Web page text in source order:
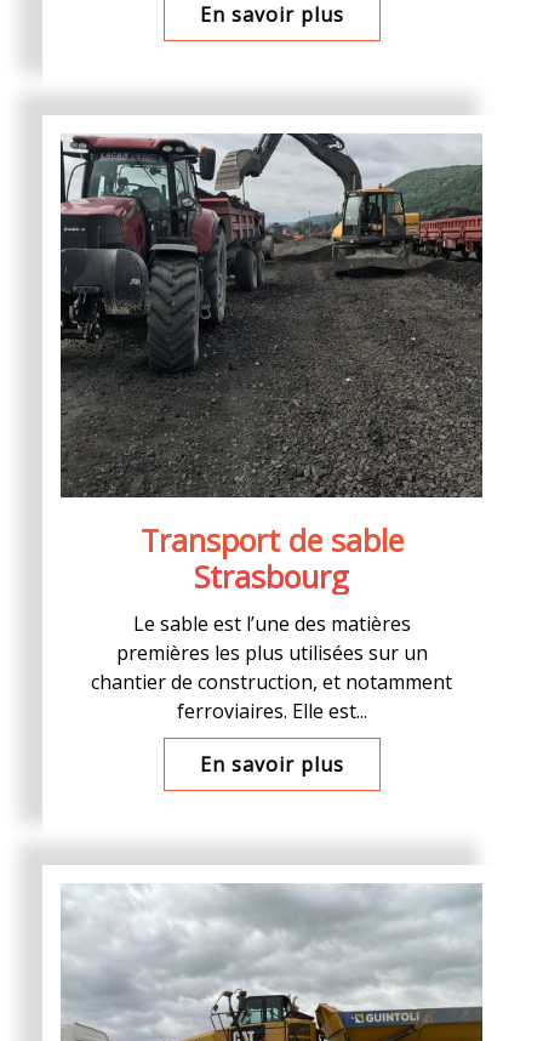
En savoir plus
Transport de sable
Strasbourg
Le sable est l’une des matières
premières les plus utilisées sur un
chantier de construction, et notamment
ferroviaires. Elle est...
En savoir plus